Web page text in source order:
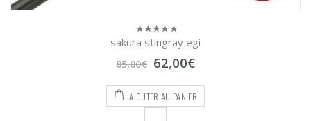
0
5
sakura stingray egi
85,00€ Le
prix
initial
était :
85,00€.
62,00€Le
actuel
est :
62,00€.
AJOUTER AU PANIER